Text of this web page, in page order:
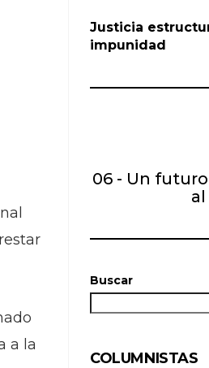
a la
Justicia
impunidad
06 - Un
Buscar
COLUMNISTAS